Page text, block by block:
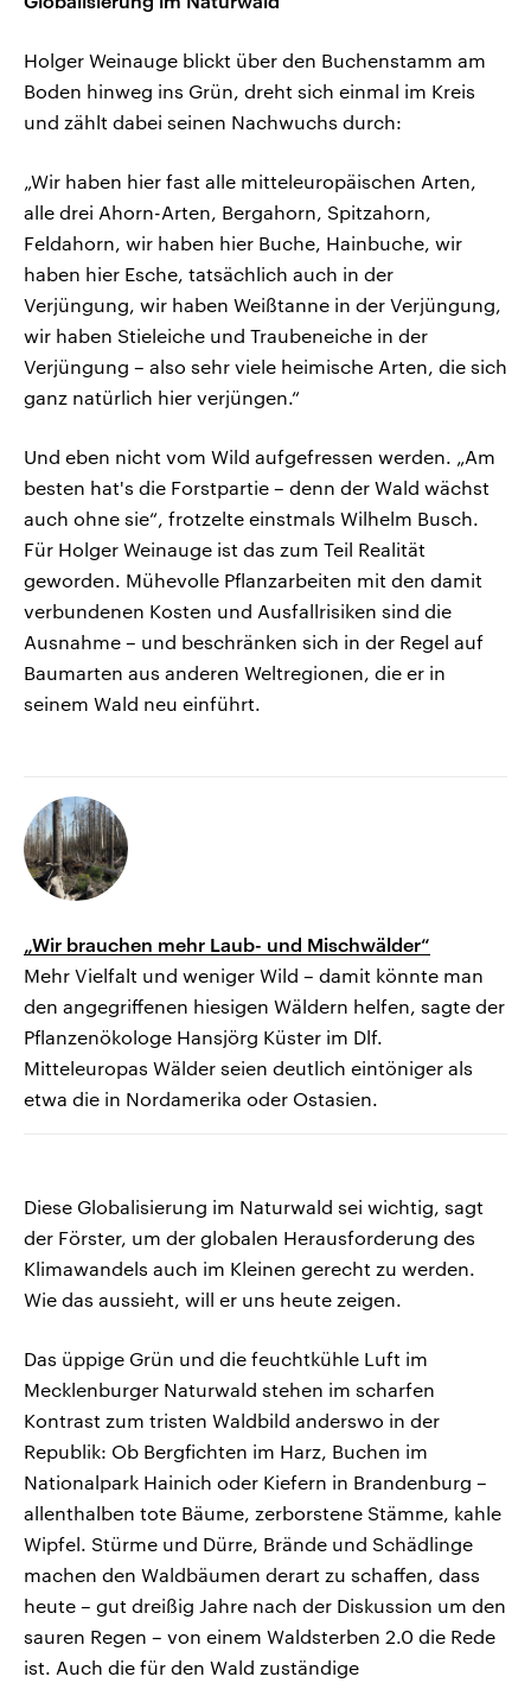
Holger Weinauge blickt über den Buchenstamm am
Boden hinweg ins Grün, dreht sich einmal im Kreis
und zählt dabei seinen Nachwuchs durch:
„Wir haben hier fast alle mitteleuropäischen Arten,
alle drei Ahorn-Arten, Bergahorn, Spitzahorn,
Feldahorn, wir haben hier Buche, Hainbuche, wir
haben hier Esche, tatsächlich auch in der
Verjüngung, wir haben Weißtanne in der Verjüngung,
wir haben Stieleiche und Traubeneiche in der
Verjüngung – also sehr viele heimische Arten, die sich
ganz natürlich hier verjüngen.“
Und eben nicht vom Wild aufgefressen werden. „Am
besten hat's die Forstpartie – denn der Wald wächst
auch ohne sie“, frotzelte einstmals Wilhelm Busch.
Für Holger Weinauge ist das zum Teil Realität
geworden. Mühevolle Pflanzarbeiten mit den damit
verbundenen Kosten und Ausfallrisiken sind die
Ausnahme – und beschränken sich in der Regel auf
Baumarten aus anderen Weltregionen, die er in
seinem Wald neu einführt.
„Wir brauchen mehr Laub- und Mischwälder“
Mehr Vielfalt und weniger Wild – damit könnte man
den angegriffenen hiesigen Wäldern helfen, sagte der
Pflanzenökologe Hansjörg Küster im Dlf.
Mitteleuropas Wälder seien deutlich eintöniger als
etwa die in Nordamerika oder Ostasien.
Diese Globalisierung im Naturwald sei wichtig, sagt
der Förster, um der globalen Herausforderung des
Klimawandels auch im Kleinen gerecht zu werden.
Wie das aussieht, will er uns heute zeigen.
Das üppige Grün und die feuchtkühle Luft im
Mecklenburger Naturwald stehen im scharfen
Kontrast zum tristen Waldbild anderswo in der
Republik: Ob Bergfichten im Harz, Buchen im
Nationalpark Hainich oder Kiefern in Brandenburg –
allenthalben tote Bäume, zerborstene Stämme, kahle
Wipfel. Stürme und Dürre, Brände und Schädlinge
machen den Waldbäumen derart zu schaffen, dass
heute – gut dreißig Jahre nach der Diskussion um den
sauren Regen – von einem Waldsterben 2.0 die Rede
ist. Auch die für den Wald zuständige